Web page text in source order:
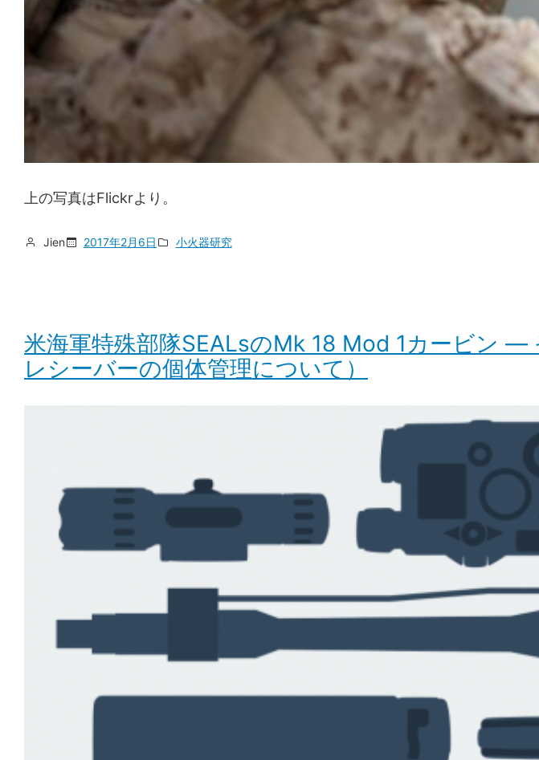
上の写真はFlickrより。
Jien 2017年2月6日 小火器研究
米海軍特殊部隊SEALsのMk 18 Mod 1カービン
レシーバーの個体管理について）